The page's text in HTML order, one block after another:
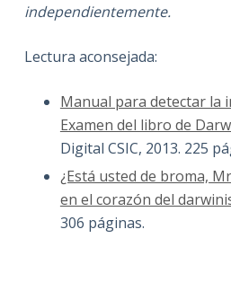
independientemente.
Lectura aconsejada:
Manual para detectar la
Examen del libro de
Digital CSIC, 2013. 225
¿Está usted de broma,
en el corazón del
306 páginas.